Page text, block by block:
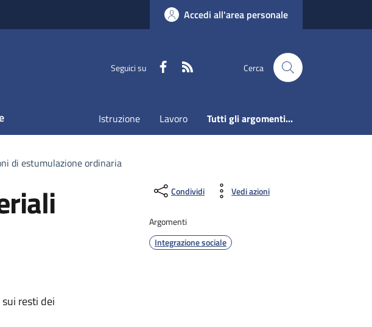
Accedi all'area personale
Seguici su Faceboook Cerca
Istruzione Lavoro Tutti gli argomenti...
di estumulazione ordinaria
resti dei
Condividi Vedi azioni
Argomenti
Integrazione sociale